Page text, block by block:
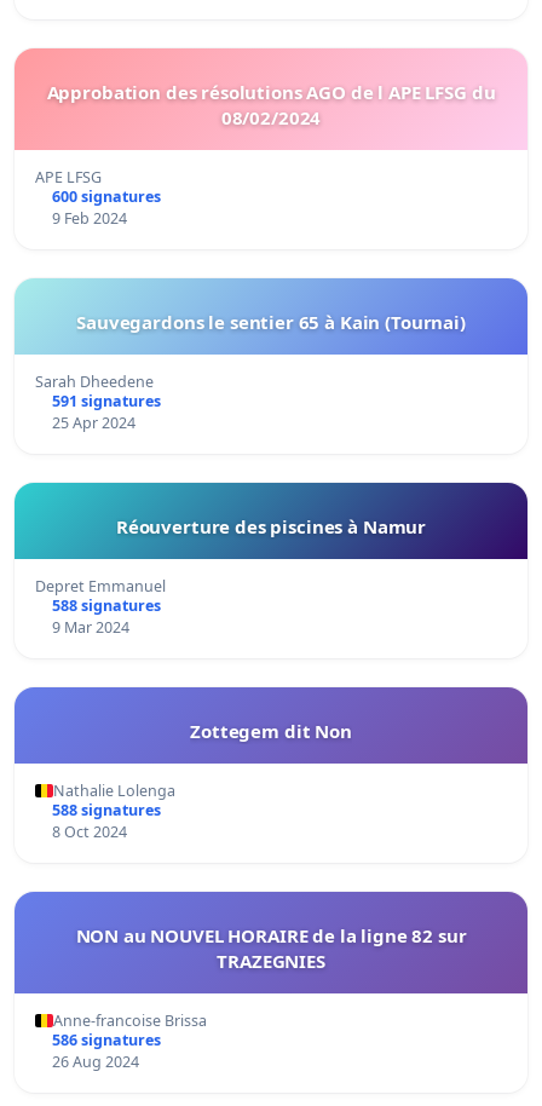
Approbation des résolutions AGO de l APE LFSG du
08/02/2024
APE LFSG
600 signatures
9 Feb 2024
Sauvegardons le sentier 65 à Kain (Tournai)
Sarah Dheedene
591 signatures
25 Apr 2024
Réouverture des piscines à Namur
Depret Emmanuel
588 signatures
9 Mar 2024
Zottegem dit Non
Nathalie Lolenga
588 signatures
8 Oct 2024
NON au NOUVEL HORAIRE de la ligne 82 sur
TRAZEGNIES
Anne-francoise Brissa
586 signatures
26 Aug 2024